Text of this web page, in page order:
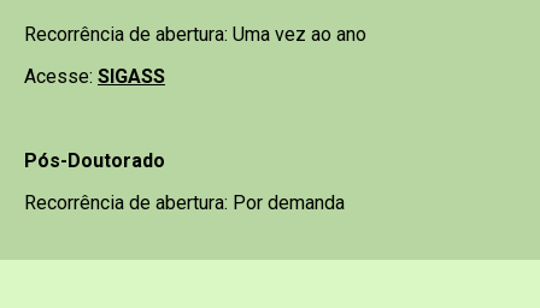
Recorrência de abertura: Uma vez ao ano
Acesse: SIGASS
Pós-Doutorado
Recorrência de abertura: Por demanda